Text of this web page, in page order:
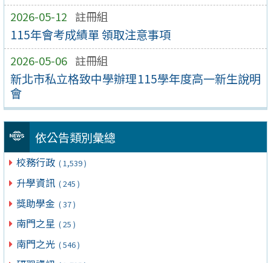
2026-05-12 註冊組
115年會考成績單 領取注意事項
2026-05-06 註冊組
新北市私立格致中學辦理115學年度高一新生說明
會
依公告類別彙總
校務行政 ( 1,539 )
升學資訊 ( 245 )
獎助學金 ( 37 )
南門之星 ( 25 )
南門之光 ( 546 )